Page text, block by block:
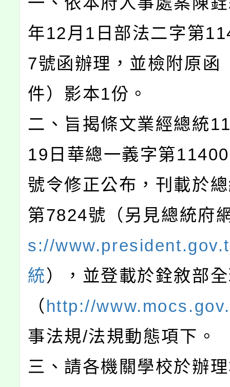
年12月1日部法二字第
7號函辦理，並檢附原函
件）影本1份。
二、旨揭條文業經總統
19日華總一義字第
號令修正公布，刊載於
第7824號（另見總統府
s://
統），並登載於銓敘部
（ http://
事法規/法規動態項下。
三、請各機關學校於辦